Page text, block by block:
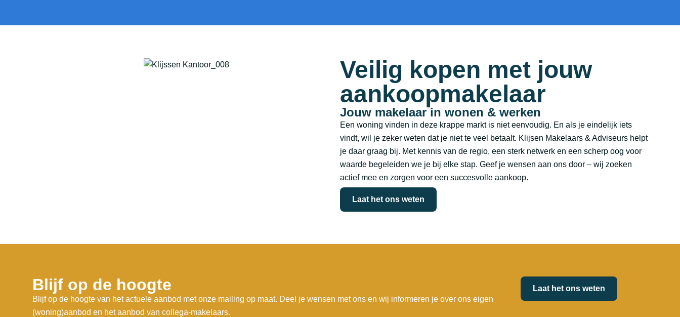
Veilig kopen met jouw
aankoopmakelaar
Jouw makelaar in wonen & werken
Een woning vinden in deze krappe markt is niet eenvoudig. En als je eindelijk iets
vindt, wil je zeker weten dat je niet te veel betaalt. Klijsen Makelaars & Adviseurs helpt
je daar graag bij. Met kennis van de regio, een sterk netwerk en een scherp oog voor
waarde begeleiden we je bij elke stap. Geef je wensen aan ons door – wij zoeken
actief mee en zorgen voor een succesvolle aankoop.
Laat het ons weten
Blijf op de hoogte
Blijf op de hoogte van het actuele aanbod met onze mailing op maat. Deel je wensen met ons en wij informeren je over ons eigen
(woning)aanbod en het aanbod van collega-makelaars.
Laat het ons weten